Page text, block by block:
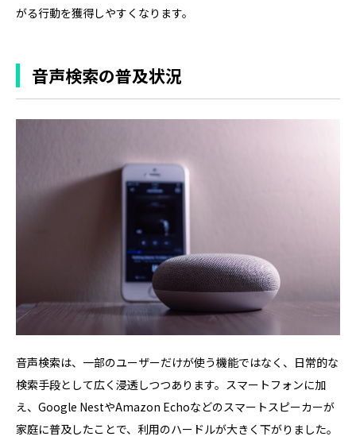
がる行動を獲得しやすくなります。
音声検索の普及状況
音声検索は、一部のユーザーだけが使う機能ではなく、日常的な
検索手段として広く浸透しつつあります。スマートフォンに加
え、Google NestやAmazon Echoなどのスマートスピーカーが
家庭に普及したことで、利用のハードルが大きく下がりました。